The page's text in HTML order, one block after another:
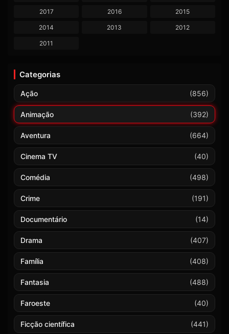
2017 2016 2015
2014 2013 2012
2011
Categorias
Ação (856)
Animação (392)
Aventura (664)
Cinema TV (40)
Comédia (498)
Crime (191)
Documentário (14)
Drama (407)
Família (408)
Fantasia (488)
Faroeste (40)
Ficção científica (441)